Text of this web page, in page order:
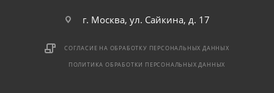
г. Москва, ул. Сайкина, д. 17
СОГЛАСИЕ НА ОБРАБОТКУ ПЕРСОНАЛЬНЫХ ДАННЫХ
ПОЛИТИКА ОБРАБОТКИ ПЕРСОНАЛЬНЫХ ДАННЫХ